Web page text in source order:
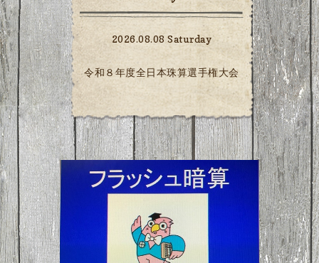
2026.08.08 Saturday
令和８年度全日本珠算選手権大会